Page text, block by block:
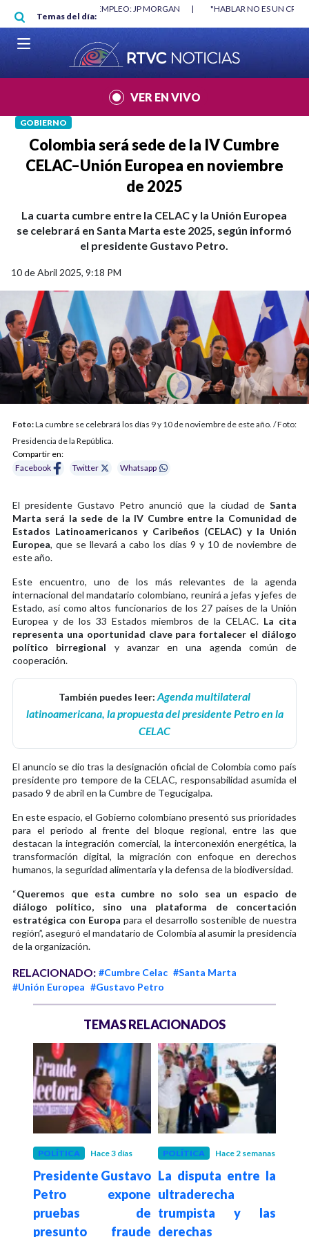
Pasar al contenido principal
Temas del día:
MÍNIMO NO DESTRUYÓ EMPLEO: JP MORGAN |
"HABLAR NO ES UN
MUNDIAL 2026
|
VER EN VIVO
GOBIERNO
Colombia será sede de la IV Cumbre
CELAC–Unión Europea en noviembre
de 2025
La cuarta cumbre entre la CELAC y la Unión Europea
se celebrará en Santa Marta este 2025, según informó
el presidente Gustavo Petro.
10 de Abril 2025, 9:18 PM
Foto:La cumbre se celebrará los días 9 y 10 de noviembre de este año. / Foto:
Presidencia de la República.
Compartir en:
Facebook
Twitter Whatsapp
El presidente Gustavo Petro anunció que la ciudad de Santa
Marta será la sede de la IV Cumbre entre la Comunidad de
Estados Latinoamericanos y Caribeños (CELAC) y la Unión
Europea, que se llevará a cabo los días 9 y 10 de noviembre de
este año.
Este encuentro, uno de los más relevantes de la agenda
internacional del mandatario colombiano, reunirá a jefas y jefes de
Estado, así como altos funcionarios de los 27 países de la Unión
Europea y de los 33 Estados miembros de la CELAC. La cita
representa una oportunidad clave para fortalecer el diálogo
político birregional y avanzar en una agenda común de
cooperación.
También puedes leer: Agenda multilateral
latinoamericana, la propuesta del presidente Petro en la
CELAC
El anuncio se dio tras la designación oficial de Colombia como país
presidente pro tempore de la CELAC, responsabilidad asumida el
pasado 9 de abril en la Cumbre de Tegucigalpa.
En este espacio, el Gobierno colombiano presentó sus prioridades
para el periodo al frente del bloque regional, entre las que
destacan la integración comercial, la interconexión energética, la
transformación digital, la migración con enfoque en derechos
humanos, la seguridad alimentaria y la defensa de la biodiversidad.
“Queremos que esta cumbre no solo sea un espacio de
diálogo político, sino una plataforma de concertación
estratégica con Europa para el desarrollo sostenible de nuestra
región”, aseguró el mandatario de Colombia al asumir la presidencia
de la organización.
RELACIONADO: #Cumbre Celac #Santa Marta
#Unión Europea #Gustavo Petro
TEMAS RELACIONADOS
POLÍTICA Hace 3 días
Presidente Gustavo
Petro expone
pruebas de
presunto fraude
POLÍTICA Hace 2 semanas
La disputa entre la
ultraderecha
trumpista y las
derechas